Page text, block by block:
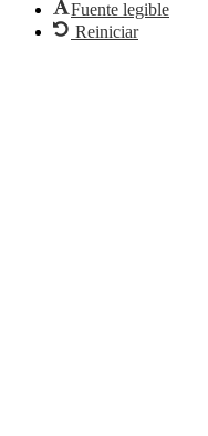
Fuente legible
Reiniciar